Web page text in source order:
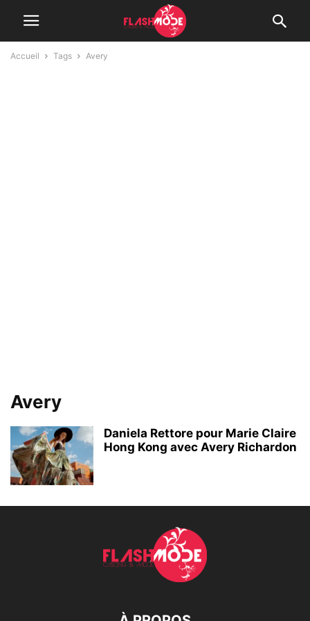
Accueil Tags Avery
Avery
Daniela Rettore pour Marie Claire
Hong Kong avec Avery Richardon